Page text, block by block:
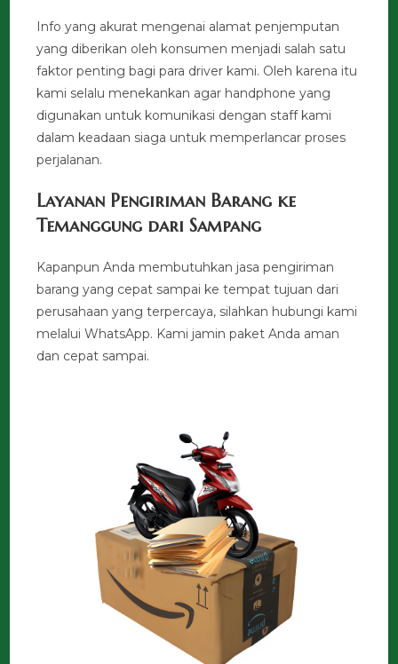
Info yang akurat mengenai alamat penjemputan
yang diberikan oleh konsumen menjadi salah satu
faktor penting bagi para driver kami. Oleh karena itu
kami selalu menekankan agar handphone yang
digunakan untuk komunikasi dengan staff kami
dalam keadaan siaga untuk memperlancar proses
perjalanan.
Layanan Pengiriman Barang ke
Temanggung dari Sampang
Kapanpun Anda membutuhkan jasa pengiriman
barang yang cepat sampai ke tempat tujuan dari
perusahaan yang terpercaya, silahkan hubungi kami
melalui WhatsApp. Kami jamin paket Anda aman
dan cepat sampai.